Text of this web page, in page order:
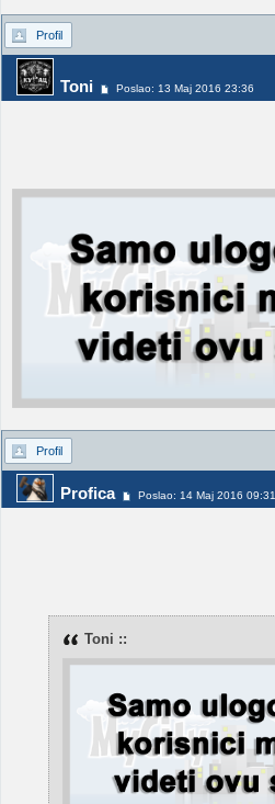
Profil
Toni Poslao: 13 Maj 2016 23:36
Profil
Profica Poslao: 14 Maj 2016 09:31
Toni ::